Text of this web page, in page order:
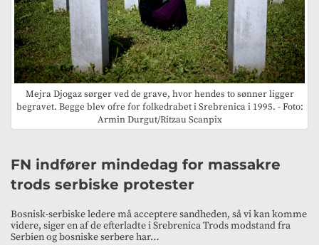
Mejra Djogaz sørger ved de grave, hvor hendes to sønner ligger
begravet. Begge blev ofre for folkedrabet i Srebrenica i 1995. - Foto:
Armin Durgut/Ritzau Scanpix
FN indfører mindedag for massakre
trods serbiske protester
Bosnisk-serbiske ledere må acceptere sandheden, så vi kan komme
videre, siger en af de efterladte i Srebrenica Trods modstand fra
Serbien og bosniske serbere har…